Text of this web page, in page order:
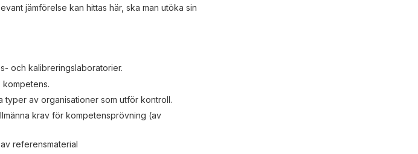
jämförelse kan hittas här, ska man utöka sin
och kalibreringslaboratorier.
kompetens.
typer av organisationer som utför kontroll.
krav för kompetensprövning (av
referensmaterial